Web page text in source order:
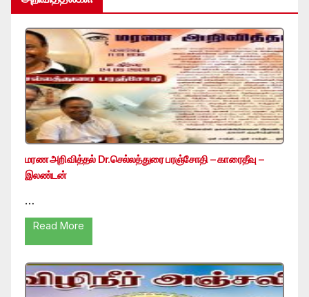
மரண அறிவித்தல் Dr.செல்லத்துரை பரஞ்சோதி – காரைதீவு –
இலண்டன்
…
Read More